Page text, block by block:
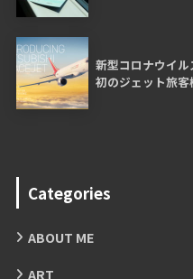
新型コロナウイ
初のジェット旅客
Categories
ABOUT ME
ART